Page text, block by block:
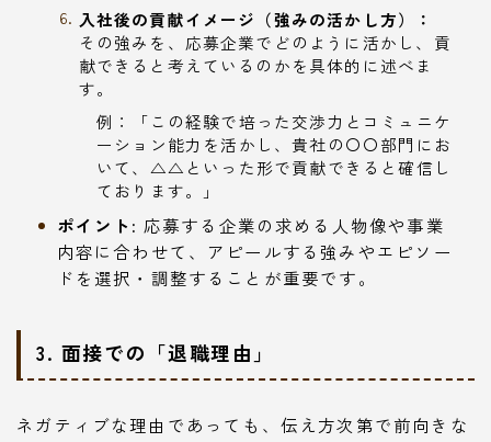
入社後の貢献イメージ（強みの活かし方）：
その強みを、応募企業でどのように活かし、貢
献できると考えているのかを具体的に述べま
す。
例：「この経験で培った交渉力とコミュニケ
ーション能力を活かし、貴社の〇〇部門にお
いて、△△といった形で貢献できると確信し
ております。」
ポイント: 応募する企業の求める人物像や事業
内容に合わせて、アピールする強みやエピソー
ドを選択・調整することが重要です。
3. 面接での「退職理由」
ネガティブな理由であっても、伝え方次第で前向きな